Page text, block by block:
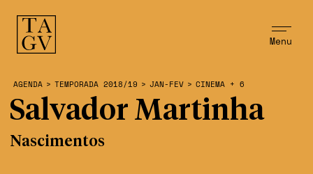
Menu
AGENDA > TEMPORADA 2018/19 > JAN-FEV > CINEMA + 6
Salvador Martinha
Nascimentos